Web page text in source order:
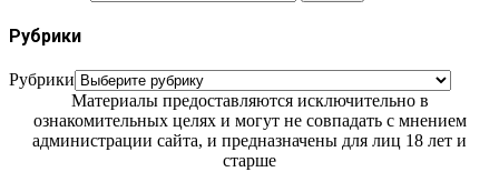
Рубрики
Рубрики
Материалы предоставляются исключительно в
ознакомительных целях и могут не совпадать с мнением
администрации сайта, и предназначены для лиц 18 лет и
старше